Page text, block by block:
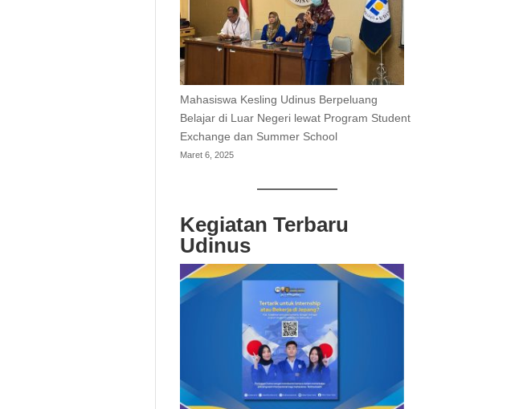
Mahasiswa Kesling Udinus Berpeluang
Belajar di Luar Negeri lewat Program Student
Exchange dan Summer School
Maret 6, 2025
Kegiatan Terbaru
Udinus